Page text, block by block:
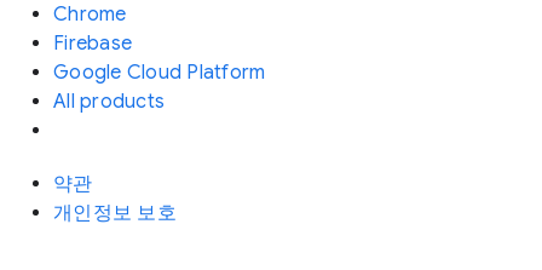
Chrome
Firebase
Google Cloud Platform
All products
약관
개인정보 보호